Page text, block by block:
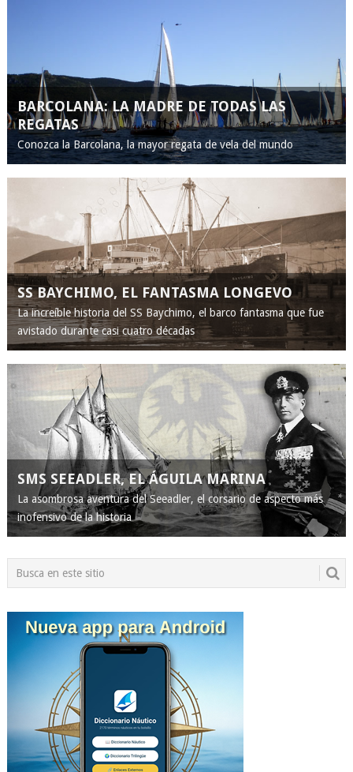
BARCOLANA: LA MADRE DE TODAS LAS
REGATAS
Conozca la Barcolana, la mayor regata de vela del mundo
SS BAYCHIMO, EL FANTASMA LONGEVO
La increíble historia del SS Baychimo, el barco fantasma que fue
avistado durante casi cuatro décadas
SMS SEEADLER, EL ÁGUILA MARINA
La asombrosa aventura del Seeadler, el corsario de aspecto más
inofensivo de la historia